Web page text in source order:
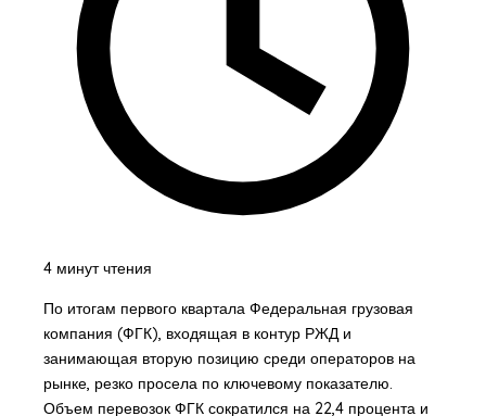
4 минут чтения
По итогам первого квартала Федеральная грузовая
компания (ФГК), входящая в контур РЖД и
занимающая вторую позицию среди операторов на
рынке, резко просела по ключевому показателю.
Объем перевозок ФГК сократился на 22,4 процента и